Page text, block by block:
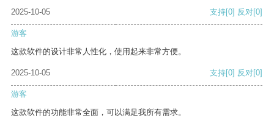
2025-10-05
支持[0] 反对[0]
游客
这款软件的设计非常人性化，使用起来非常方便。
2025-10-05 支持[0] 反对[0]
游客
这款软件的功能非常全面，可以满足我所有需求。